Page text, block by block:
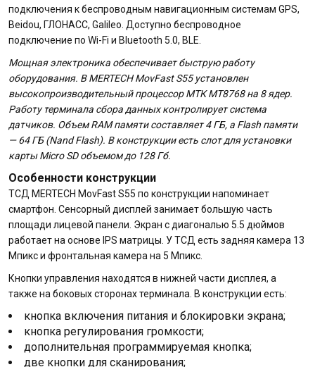
подключения к беспроводным навигационным системам GPS,
Beidou, ГЛОНАСС, Galileo. Доступно беспроводное
подключение по Wi-Fi и Bluetooth 5.0, BLE.
Мощная электроника обеспечивает быструю работу
оборудования. В MERTECH MovFast S55 установлен
высокопроизводительный процессор MТК MT8768 на 8 ядер.
Работу терминала сбора данных контролирует система
датчиков. Объем RAM памяти составляет 4 ГБ, а Flash памяти
— 64 ГБ (Nand Flash). В конструкции есть слот для установки
карты Micro SD объемом до 128 Гб.
Особенности конструкции
ТСД MERTECH MovFast S55 по конструкции напоминает
смартфон. Сенсорный дисплей занимает большую часть
площади лицевой панели. Экран с диагональю 5.5 дюймов
работает на основе IPS матрицы. У ТСД есть задняя камера 13
Мпикс и фронтальная камера на 5 Мпикс.
Кнопки управления находятся в нижней части дисплея, а
также на боковых сторонах терминала. В конструкции есть:
кнопка включения питания и блокировки экрана;
кнопка регулирования громкости;
дополнительная программируемая кнопка;
две кнопки для сканирования;